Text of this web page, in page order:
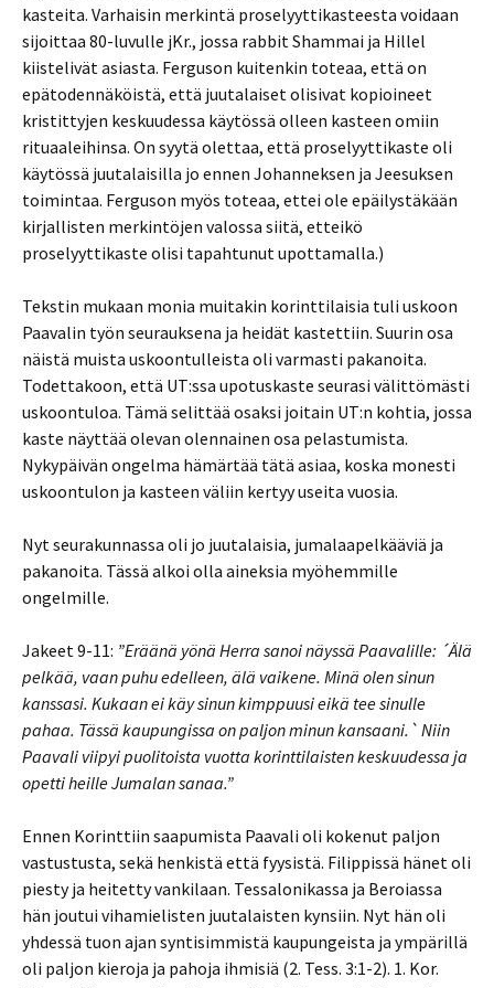
kasteita. Varhaisin merkintä proselyyttikasteesta voidaan
sijoittaa 80-luvulle jKr., jossa rabbit Shammai ja Hillel
kiistelivät asiasta. Ferguson kuitenkin toteaa, että on
epätodennäköistä, että juutalaiset olisivat kopioineet
kristittyjen keskuudessa käytössä olleen kasteen omiin
rituaaleihinsa. On syytä olettaa, että proselyyttikaste oli
käytössä juutalaisilla jo ennen Johanneksen ja Jeesuksen
toimintaa. Ferguson myös toteaa, ettei ole epäilystäkään
kirjallisten merkintöjen valossa siitä, etteikö
proselyyttikaste olisi tapahtunut upottamalla.)
Tekstin mukaan monia muitakin korinttilaisia tuli uskoon
Paavalin työn seurauksena ja heidät kastettiin. Suurin osa
näistä muista uskoontulleista oli varmasti pakanoita.
Todettakoon, että UT:ssa upotuskaste seurasi välittömästi
uskoontuloa. Tämä selittää osaksi joitain UT:n kohtia, jossa
kaste näyttää olevan olennainen osa pelastumista.
Nykypäivän ongelma hämärtää tätä asiaa, koska monesti
uskoontulon ja kasteen väliin kertyy useita vuosia.
Nyt seurakunnassa oli jo juutalaisia, jumalaapelkääviä ja
pakanoita. Tässä alkoi olla aineksia myöhemmille
ongelmille.
Jakeet 9-11: ”Eräänä yönä Herra sanoi näyssä Paavalille: ´Älä
pelkää, vaan puhu edelleen, älä vaikene. Minä olen sinun
kanssasi. Kukaan ei käy sinun kimppuusi eikä tee sinulle
pahaa. Tässä kaupungissa on paljon minun kansaani.` Niin
Paavali viipyi puolitoista vuotta korinttilaisten keskuudessa ja
opetti heille Jumalan sanaa.”
Ennen Korinttiin saapumista Paavali oli kokenut paljon
vastustusta, sekä henkistä että fyysistä. Filippissä hänet oli
piesty ja heitetty vankilaan. Tessalonikassa ja Beroiassa
hän joutui vihamielisten juutalaisten kynsiin. Nyt hän oli
yhdessä tuon ajan syntisimmistä kaupungeista ja ympärillä
oli paljon kieroja ja pahoja ihmisiä (2. Tess. 3:1-2). 1. Kor.